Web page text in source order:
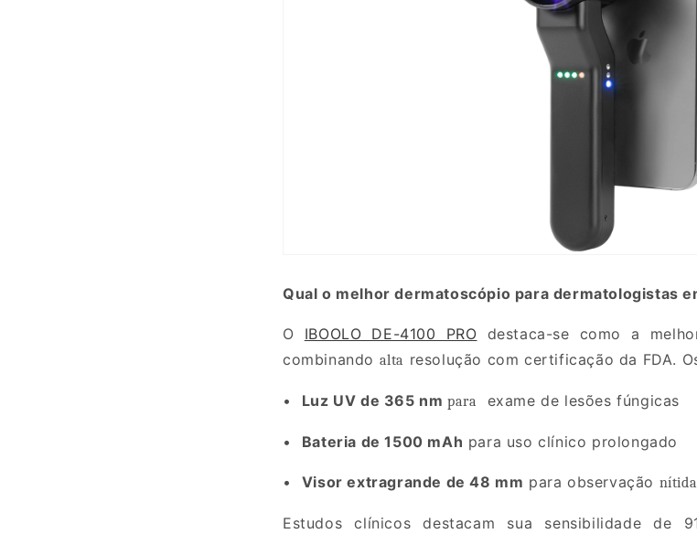
Qual o melhor dermatoscópio para dermatologistas
O IBOOLO DE-4100 PRO destaca-se como a
combinando alta resolução com certificação da FDA.
• Luz UV de 365 nmpara exame de lesões fúngicas
• Bateria de 1500 mAh para uso clínico prolongado
• Visor extragrande de 48 mm paraobservação nítida
Estudos clínicos destacam sua sensibilidade de